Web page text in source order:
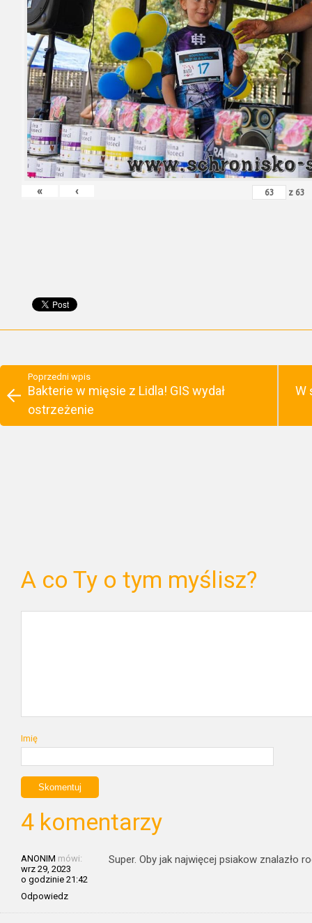
« ‹ z 63
Poprzedni wpis
Bakterie w mięsie z Lidla! GIS wydał
ostrzeżenie
W
A co Ty o tym myślisz?
Imię
4 komentarzy
ANONIM mówi:
wrz 29, 2023
o godzinie 21:42
Odpowiedz
Super. Oby jak najwięcej psiakow znalazło